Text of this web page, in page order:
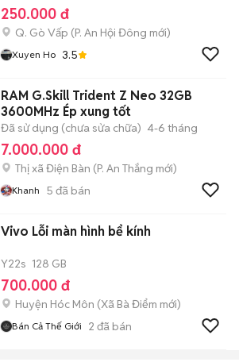
250.000 đ
Q. Gò Vấp (P. An Hội Đông mới)
Xuyen Ho 3.5
RAM G.Skill Trident Z Neo 32GB
3600MHz Ép xung tốt
Đã sử dụng (chưa sửa chữa) 4-6 tháng
7.000.000 đ
Thị xã Điện Bàn (P. An Thắng mới)
Khanh 5 đã bán
Vivo Lỗi màn hình bể kính
Y22s 128 GB
700.000 đ
Huyện Hóc Môn (Xã Bà Điểm mới)
Bán Cả Thế Giới 2 đã bán